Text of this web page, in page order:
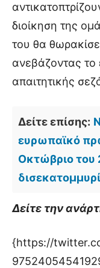
διοίκηση της
του θα
ανεβάζοντας το
απαιτητικής
Δείτε επίσης:
ευρωπαϊκό
Οκτώβριο του
Δείτε την
{https://